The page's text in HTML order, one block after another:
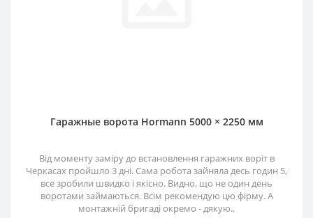
Гаражные ворота Hormann 5000 × 2250 мм
Від моменту заміру до встановлення гаражних воріт в
Черкасах пройшло 3 дні. Сама робота зайняла десь годин 5,
все зробили швидко і якісно. Видно, що не один день
воротами займаються. Всім рекомендую цю фірму. А
монтажній бригаді окремо - дякую..